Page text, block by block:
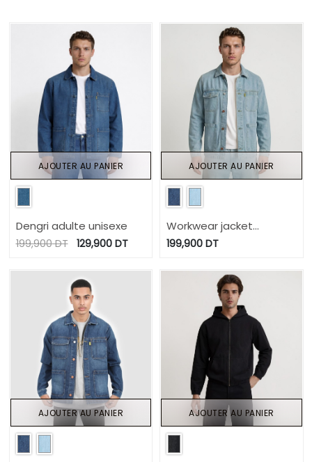
Dengri adulte unisexe
199,900DT 129,900DT
AJOUTER AU PANIER
Workwear jacket
homme en jeans-WAEL
199,900 DT
AJOUTER AU PANIER
AJOUTER AU PANIER AJOUTER AU PANIER